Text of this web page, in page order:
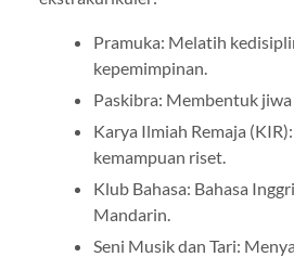
Pramuka: Melatih
kepemimpinan.
Paskibra: Membentuk jiwa
Karya Ilmiah Remaja
kemampuan riset.
Klub Bahasa: Bahasa
Mandarin.
Seni Musik dan Tari: